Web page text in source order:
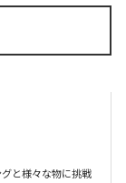
と様々な物に挑戦